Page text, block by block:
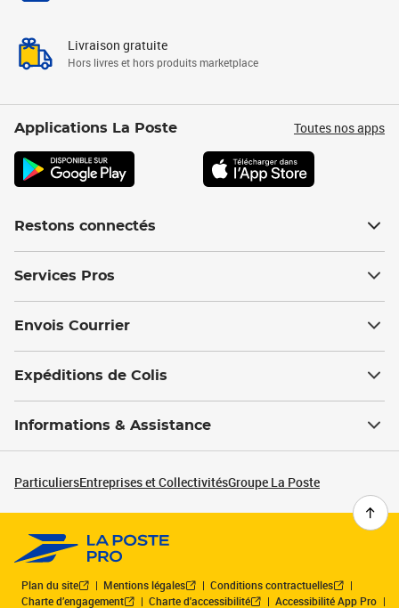
Livraison gratuite
Hors livres et hors produits marketplace
Applications La Poste Toutes nos apps
Restons connectés
Services Pros
Envois Courrier
Expéditions de Colis
Informations & Assistance
ParticuliersEntreprises et CollectivitésGroupe La Poste
Plan du site Mentions légales
Conditions contractuelles
Charte d’engagement
Charte d'accessibilité Accessibilité App Pro